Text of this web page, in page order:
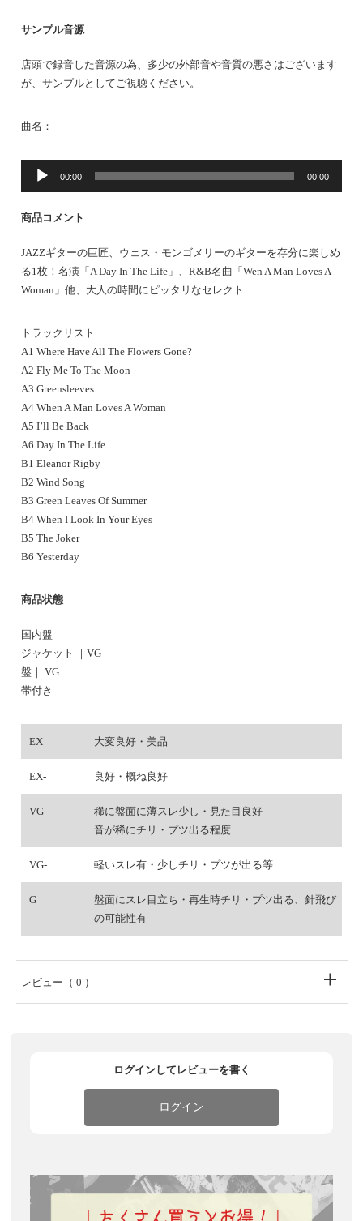
サンプル音源
店頭で録音した音源の為、多少の外部音や音質の悪さはございます
が、サンプルとしてご視聴ください。
曲名：
レ
ー
00:00 00:00
商品コメント
JAZZギターの巨匠、ウェス・モンゴメリーのギターを存分に楽しめ
る1枚！名演「A Day In The Life」、R&B名曲「Wen A Man Loves A
Woman」他、大人の時間にピッタリなセレクト
トラックリスト
A1 Where Have All The Flowers Gone?
A2 Fly Me To The Moon
A3 Greensleeves
A4 When A Man Loves A Woman
A5 I’ll Be Back
A6 Day In The Life
B1 Eleanor Rigby
B2 Wind Song
B3 Green Leaves Of Summer
B4 When I Look In Your Eyes
B5 The Joker
B6 Yesterday
商品状態
国内盤
ジャケット ｜VG
盤｜ VG
帯付き
EX 大変良好・美品
EX- 良好・概ね良好
VG
稀に盤面に薄スレ少し・見た目良好
音が稀にチリ・プツ出る程度
VG- 軽いスレ有・少しチリ・プツが出る等
G
盤面にスレ目立ち・再生時チリ・プツ出る、針飛び
の可能性有
レビュー （ 0 ）
ログインしてレビューを書く
ログイン